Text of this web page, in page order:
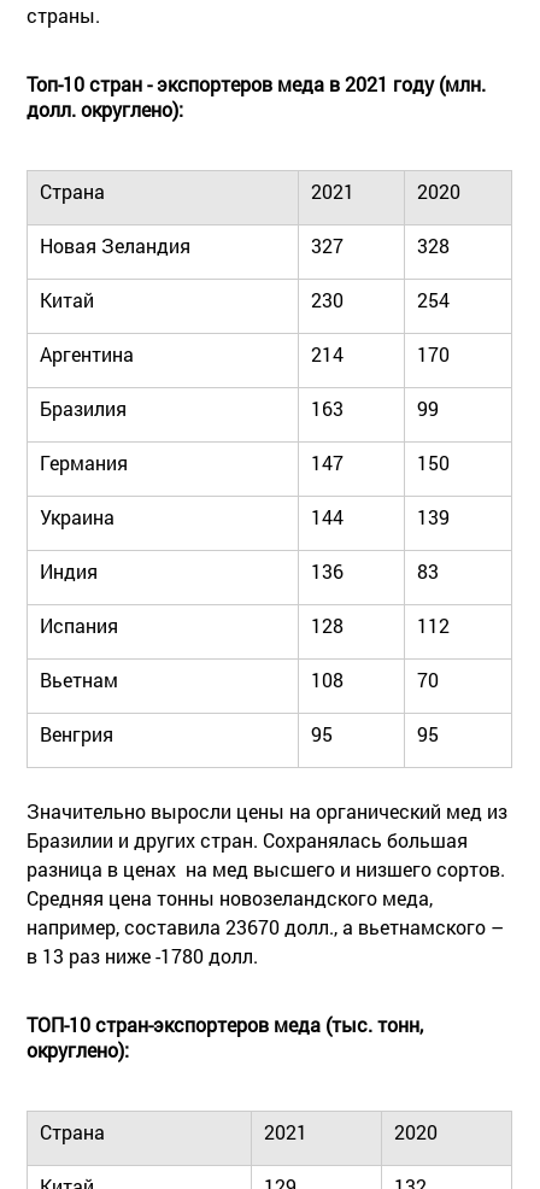
страны.
Топ-10 стран - экспортеров меда в 2021 году (млн.
долл. округлено):
Страна 2021 2020
Новая Зеландия 327 328
Китай 230 254
Аргентина 214 170
Бразилия 163 99
Германия 147 150
Украина 144 139
Индия 136 83
Испания 128 112
Вьетнам 108 70
Венгрия 95 95
Значительно выросли цены на органический мед из
Бразилии и других стран. Сохранялась большая
разница в ценах на мед высшего и низшего сортов.
Средняя цена тонны новозеландского меда,
например, составила 23670 долл., а вьетнамского –
в 13 раз ниже -1780 долл.
ТОП-10 стран-экспортеров меда (тыс. тонн,
округлено):
Страна 2021 2020